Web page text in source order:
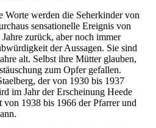
Worte werden die Seherkinder von
sensationelle Ereignis von
zurück, aber noch immer
der Aussagen. Sie sind
alt. Selbst ihre Mütter glauben,
zum Opfer gefallen.
der von 1930 bis 1937
im Jahr der Erscheinung Heede
von 1938 bis 1966 der Pfarrer und